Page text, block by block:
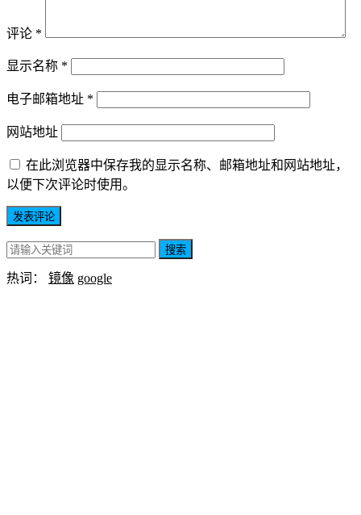
评论 *
显示名称 *
电子邮箱地址 *
网站地址
在此浏览器中保存我的显示名称、邮箱地址和网站地址，
以便下次评论时使用。
搜索
热词： 镜像 google